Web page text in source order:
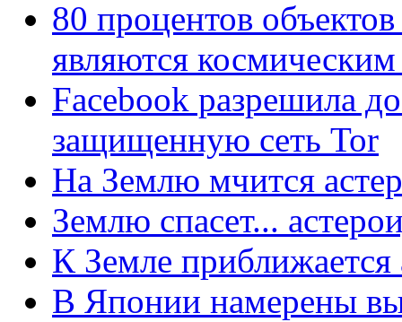
80 процентов
являются
Facebook разрешила
защищенную сеть Tor
На Землю мчится
Землю спасет...
К Земле приближается
В Японии намерены